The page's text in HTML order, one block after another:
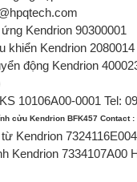
Kendrion 90300001
khiển Kendrion 2080014
động Kendrion
10106A00-0001 Tel:
cửu Kendrion BFK457 Contact :
Kendrion
Kendrion 7334107A00